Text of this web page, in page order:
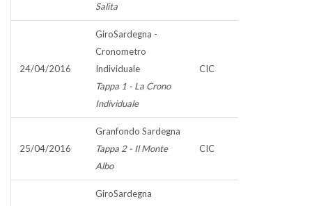
Salita
24/04/2016
GiroSardegna -
Cronometro
Individuale
Tappa 1 - La Crono
Individuale
CIC
25/04/2016
Granfondo Sardegna
Tappa 2 - Il Monte
Albo
CIC
GiroSardegna